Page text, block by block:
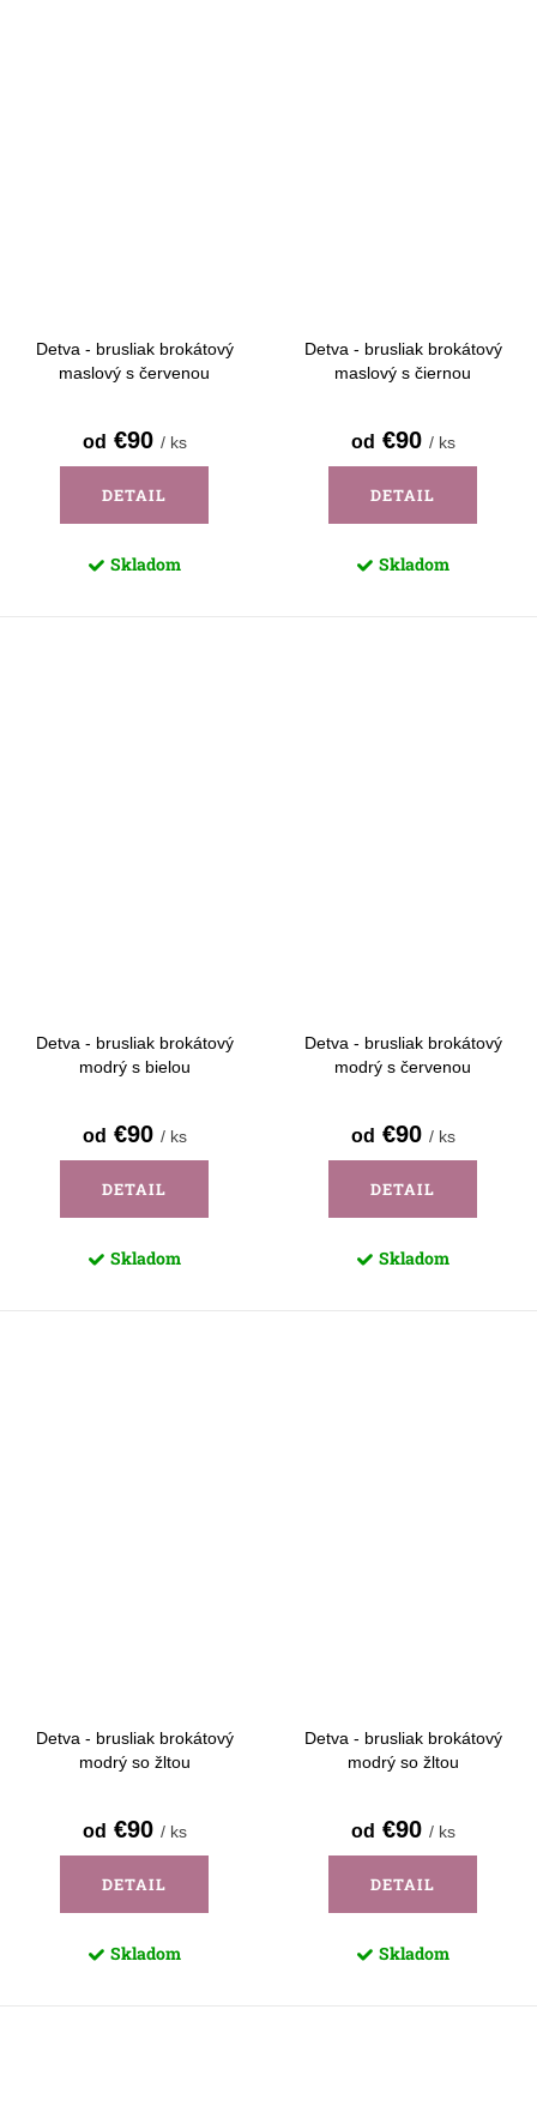
Detva - brusliak brokátový
maslový s červenou
od €90 / ks
DETAIL
Skladom
Detva - brusliak brokátový
maslový s čiernou
od €90 / ks
DETAIL
Skladom
Detva - brusliak brokátový
modrý s bielou
od €90 / ks
DETAIL
Skladom
Detva - brusliak brokátový
modrý s červenou
od €90 / ks
DETAIL
Skladom
Detva - brusliak brokátový
modrý so žltou
od €90 / ks
DETAIL
Skladom
Detva - brusliak brokátový
modrý so žltou
od €90 / ks
DETAIL
Skladom